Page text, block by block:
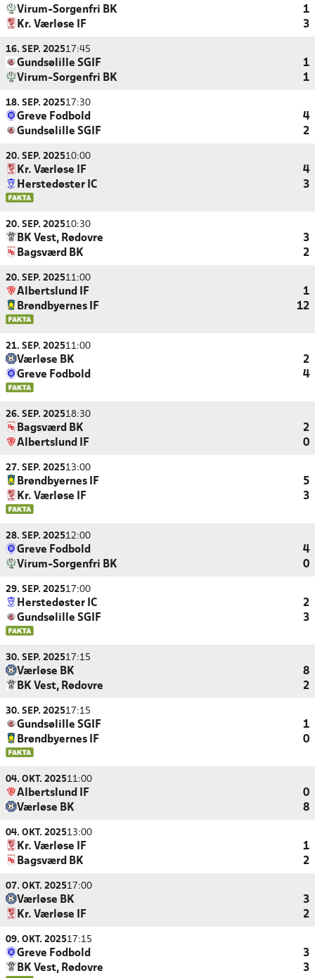
Virum-Sorgenfri BK
1
Kr. Værløse IF
3
16. SEP. 202517:45
Gundsølille SGIF
1
Virum-Sorgenfri BK
1
18. SEP. 202517:30
Greve Fodbold
4
Gundsølille SGIF
2
20. SEP. 202510:00
Kr. Værløse IF
4
Herstedøster IC
3
20. SEP. 202510:30
BK Vest, Rødovre
3
Bagsværd BK
2
20. SEP. 202511:00
Albertslund IF
1
Brøndbyernes IF
12
21. SEP. 202511:00
Værløse BK
2
Greve Fodbold
4
26. SEP. 202518:30
Bagsværd BK
2
Albertslund IF
0
27. SEP. 202513:00
Brøndbyernes IF
5
Kr. Værløse IF
3
28. SEP. 202512:00
Greve Fodbold
4
Virum-Sorgenfri BK
0
29. SEP. 202517:00
Herstedøster IC
2
Gundsølille SGIF
3
30. SEP. 202517:15
Værløse BK
8
BK Vest, Rødovre
2
30. SEP. 202517:15
Gundsølille SGIF
1
Brøndbyernes IF
0
04. OKT. 202511:00
Albertslund IF
0
Værløse BK
8
04. OKT. 202513:00
Kr. Værløse IF
1
Bagsværd BK
2
07. OKT. 202517:00
Værløse BK
3
Kr. Værløse IF
2
09. OKT. 202517:15
Greve Fodbold
3
BK Vest, Rødovre
3